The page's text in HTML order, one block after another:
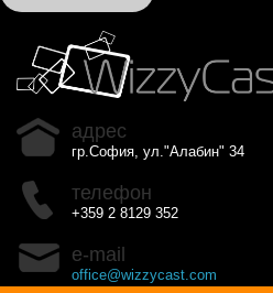
адрес
гр.София, ул."Алабин" 34
телефон
+359 2 8129 352
e-mail
office@wizzycast.com